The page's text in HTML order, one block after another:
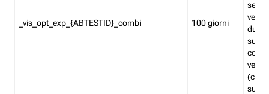
_vis_opt_exp_{ABTESTID}_combi 100 giorni